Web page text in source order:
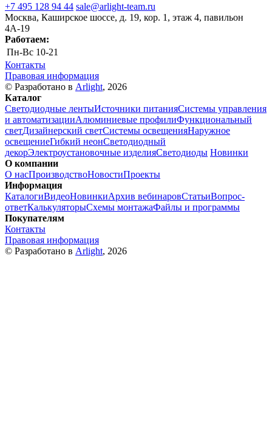
+7 495 128 94 44 sale@arlight-team.ru
Москва, Каширское шоссе, д. 19, кор. 1, этаж 4, павильон
4А-19
Работаем:
Пн-Вс 10-21
Контакты
Правовая информация
© Разработано в Arlight, 2026
Каталог
Светодиодные лентыИсточники питанияСистемы управления
и автоматизацииАлюминиевые профилиФункциональный
светДизайнерский светСистемы освещенияНаружное
освещениеГибкий неонСветодиодный
декорЭлектроустановочные изделияСветодиоды Новинки
О компании
О насПроизводствоНовостиПроекты
Информация
КаталогиВидеоНовинкиАрхив вебинаровСтатьиВопрос-
ответКалькуляторыСхемы монтажаФайлы и программы
Покупателям
Контакты
Правовая информация
© Разработано в Arlight, 2026